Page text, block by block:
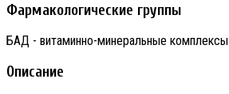
Фармакологические группы
БАД - витаминно-минеральные комплексы
Описание